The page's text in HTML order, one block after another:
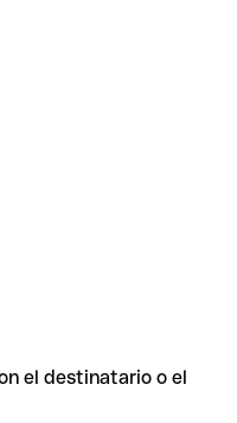
el destinatario o el